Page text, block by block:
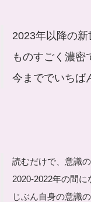
2023年以降の新
ものすごく濃密
今まででいちば
読むだけで、意識
2020-2022年の間に
じぶん自身の意識の